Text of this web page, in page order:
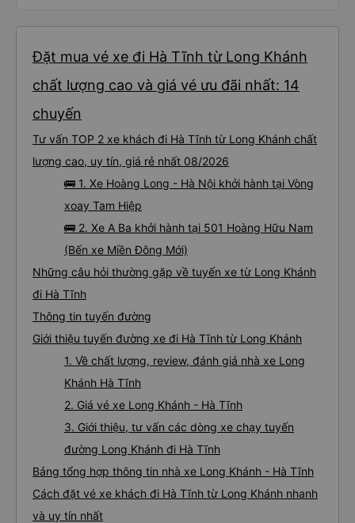
Đặt mua vé xe đi Hà Tĩnh từ Long Khánh
chất lượng cao và giá vé ưu đãi nhất: 14
chuyến
Tư vấn TOP 2 xe khách đi Hà Tĩnh từ Long Khánh chất
lượng cao, uy tín, giá rẻ nhất 08/2026
🚌 1. Xe Hoàng Long - Hà Nội khởi hành tại Vòng
xoay Tam Hiệp
🚌 2. Xe A Ba khởi hành tại 501 Hoàng Hữu Nam
(Bến xe Miền Đông Mới)
Những câu hỏi thường gặp về tuyến xe từ Long Khánh
đi Hà Tĩnh
Thông tin tuyến đường
Giới thiệu tuyến đường xe đi Hà Tĩnh từ Long Khánh
1. Về chất lượng, review, đánh giá nhà xe Long
Khánh Hà Tĩnh
2. Giá vé xe Long Khánh - Hà Tĩnh
3. Giới thiệu, tư vấn các dòng xe chạy tuyến
đường Long Khánh đi Hà Tĩnh
Bảng tổng hợp thông tin nhà xe Long Khánh - Hà Tĩnh
Cách đặt vé xe khách đi Hà Tĩnh từ Long Khánh nhanh
và uy tín nhất